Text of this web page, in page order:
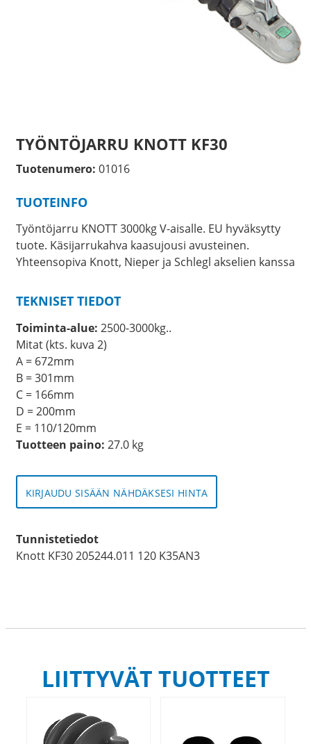
TYÖNTÖJARRU KNOTT KF30
Tuotenumero: 01016
TUOTEINFO
Työntöjarru KNOTT 3000kg V-aisalle. EU hyväksytty
tuote. Käsijarrukahva kaasujousi avusteinen.
Yhteensopiva Knott, Nieper ja Schlegl akselien kanssa
TEKNISET TIEDOT
Toiminta-alue: 2500-3000kg..
Mitat (kts. kuva 2)
A = 672mm
B = 301mm
C = 166mm
D = 200mm
E = 110/120mm
Tuotteen paino: 27.0 kg
KIRJAUDU SISÄÄN NÄHDÄKSESI HINTA
Tunnistetiedot
Knott KF30 205244.011 120 K35AN3
LIITTYVÄT TUOTTEET